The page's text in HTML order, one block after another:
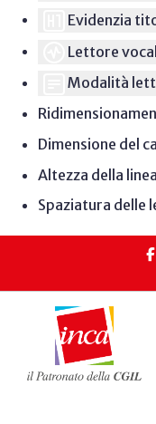
Evidenzia
Lettore
Modalità
Dimensione del
Altezza della linea
Spaziatura delle